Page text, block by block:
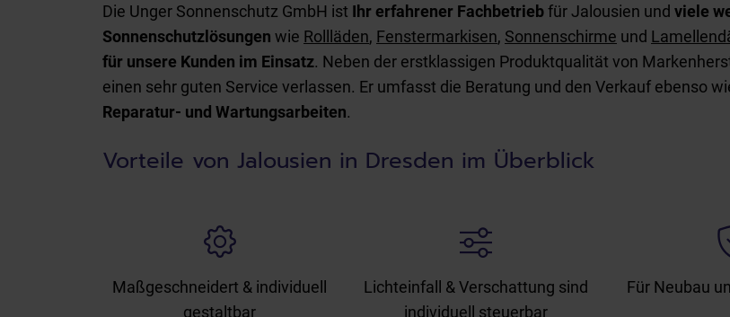
Die Unger Sonnenschutz GmbH ist Ihr erfahrener Fachbetriebfür Jalousien und viele
Sonnenschutzlösungen wie Rollläden, Fenstermarkisen, Sonnenschirme und
für unsere Kunden im Einsatz. Neben der erstklassigen Produktqualität von
einen sehr guten Service verlassen. Er umfasst die Beratung und den Verkauf ebenso
Reparatur- und Wartungsarbeiten.
Vorteile von Jalousien in Dresden im Überblick
Maßgeschneidert & individuell
gestaltbar
Lichteinfall & Verschattung sind
individuell steuerbar
Für Neubau